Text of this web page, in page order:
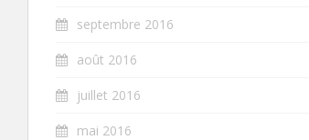
septembre 2016
août 2016
juillet 2016
mai 2016